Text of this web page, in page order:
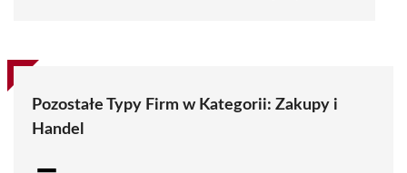
Pozostałe Typy Firm w Kategorii: Zakupy i
Handel